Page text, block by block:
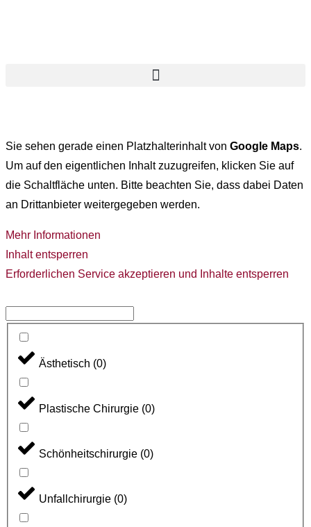
Sie sehen gerade einen Platzhalterinhalt von Google Maps.
Um auf den eigentlichen Inhalt zuzugreifen, klicken Sie auf
die Schaltfläche unten. Bitte beachten Sie, dass dabei Daten
an Drittanbieter weitergegeben werden.
Mehr Informationen
Inhalt entsperren
Erforderlichen Service akzeptieren und Inhalte entsperren
Ästhetisch (0)
Plastische Chirurgie (0)
Schönheitschirurgie (0)
Unfallchirurgie (0)